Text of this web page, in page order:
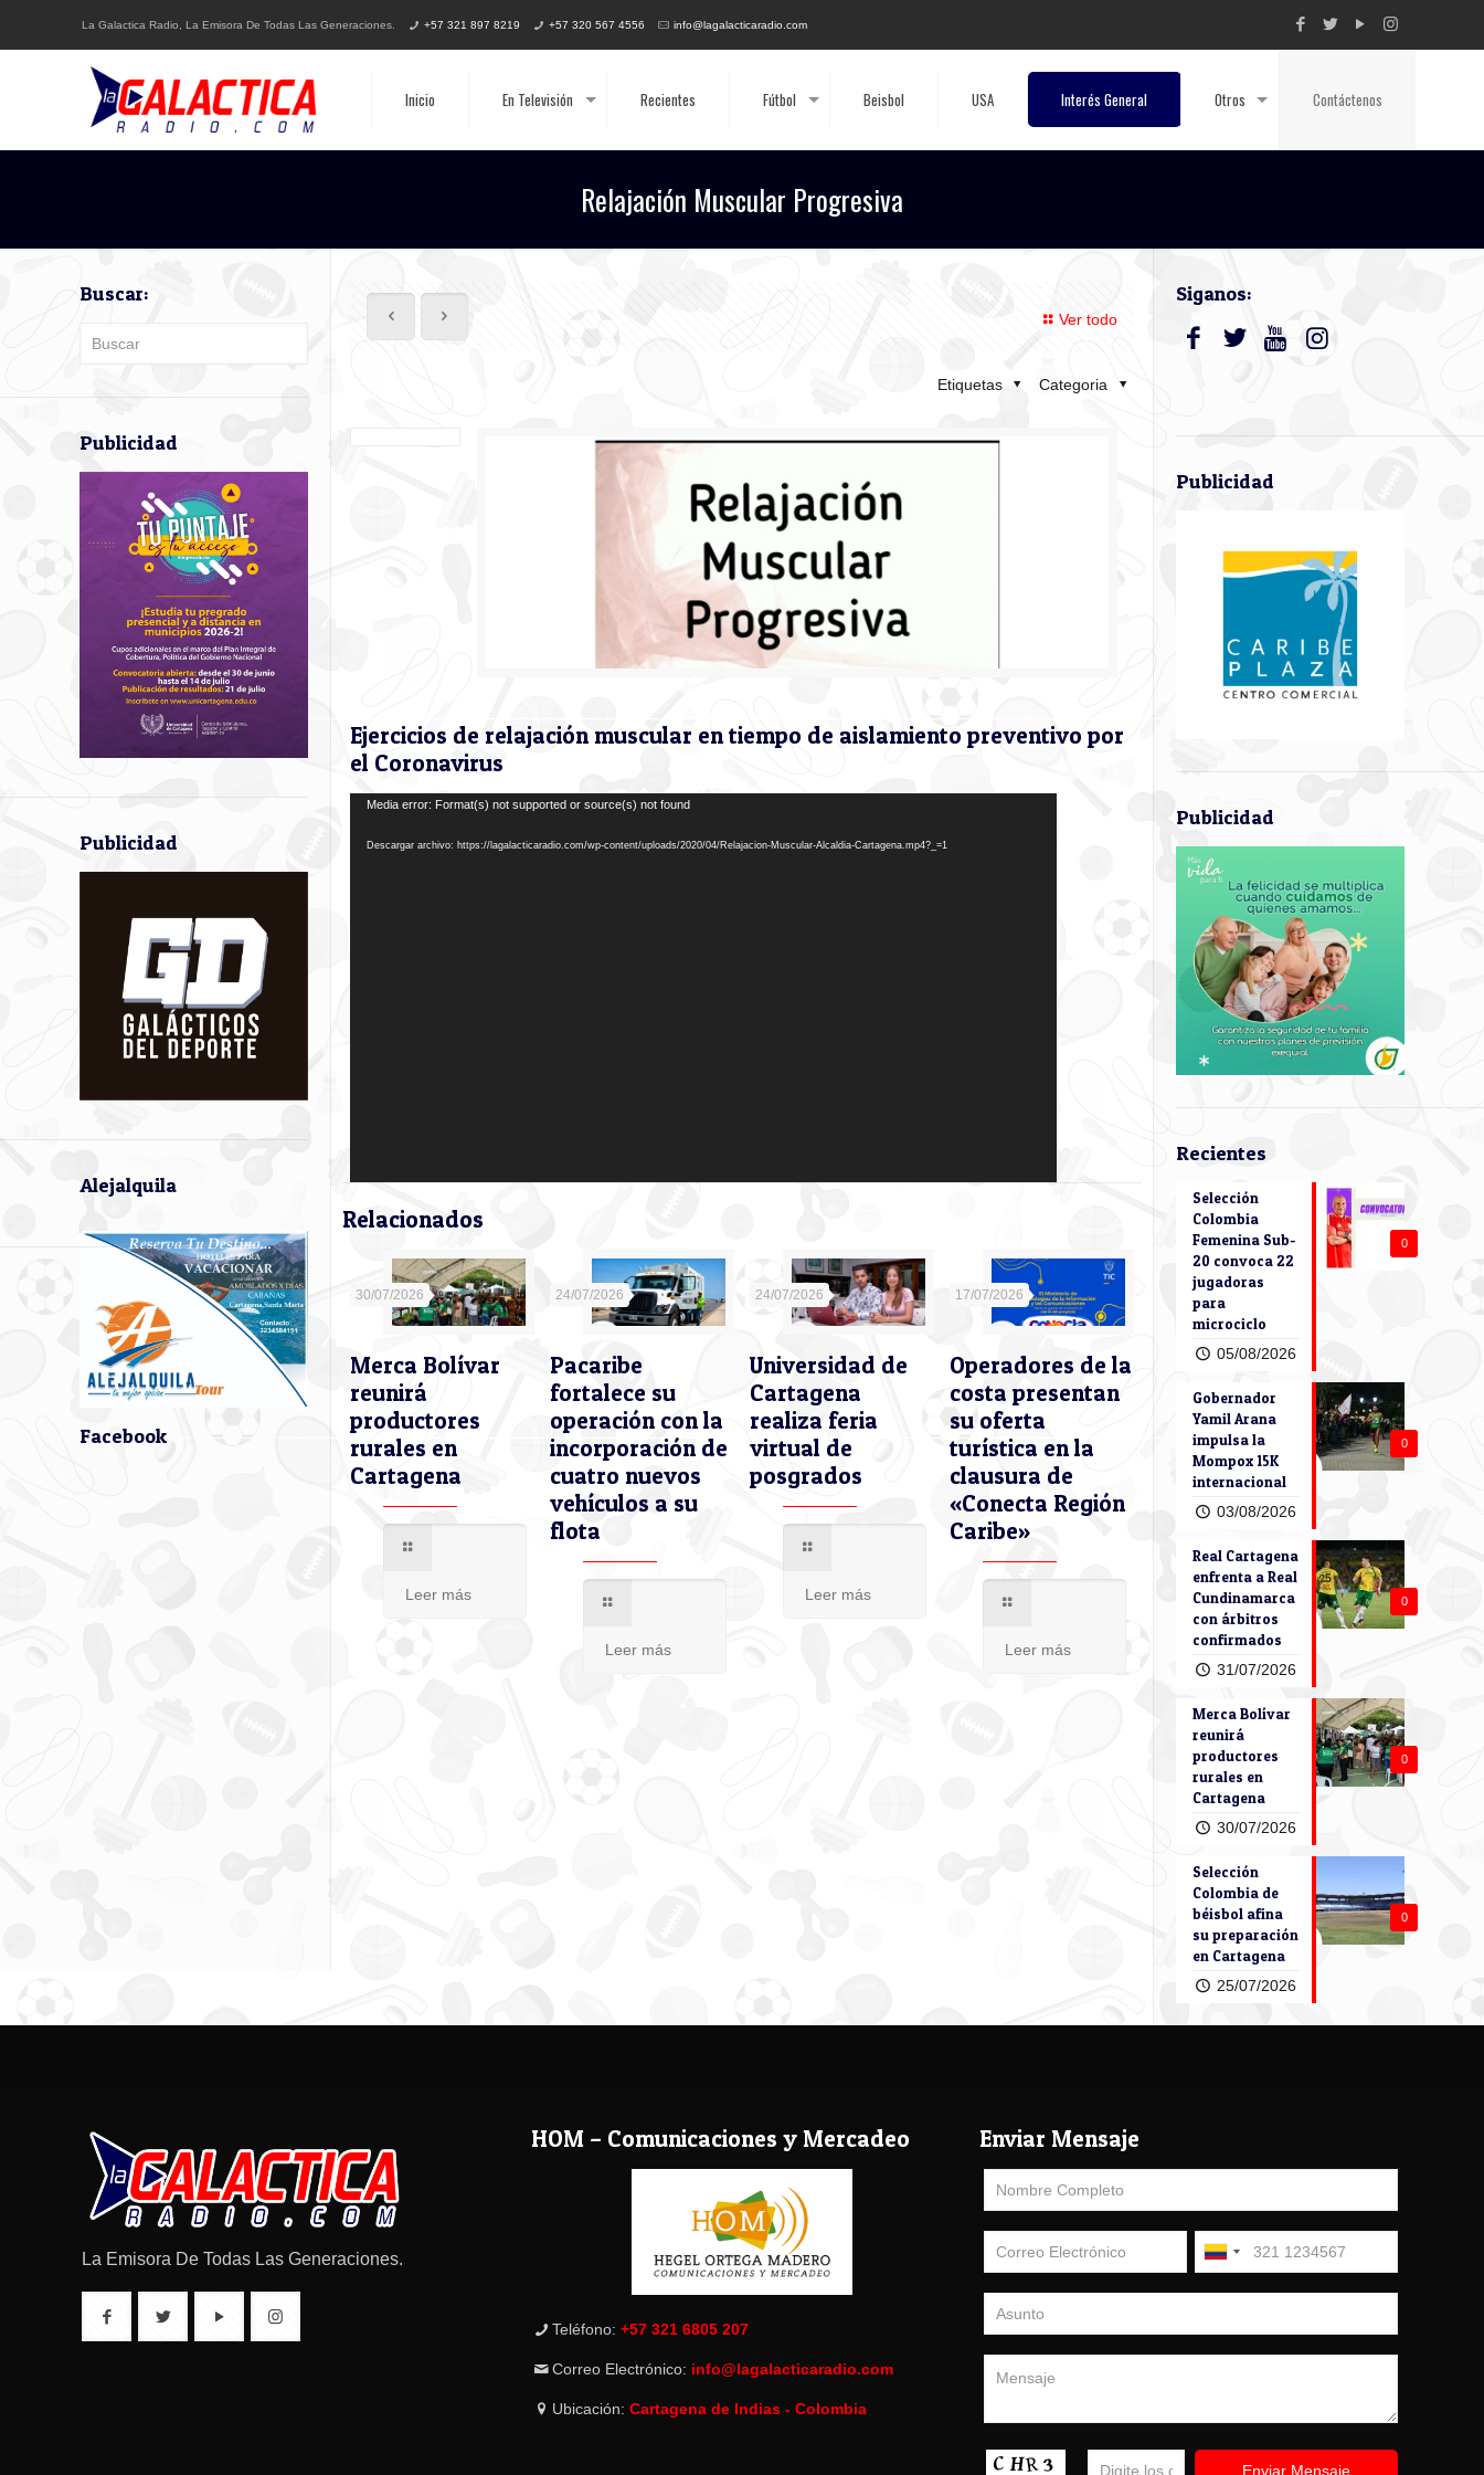
La Galactica Radio, La Emisora De Todas Las Generaciones. +57 321 897 8219 +57 320 567 4556 info@lagalacticaradio.com
Inicio En Televisión Recientes Fútbol Beisbol USA Interés General Otros Contáctenos
Relajación Muscular Progresiva
Ver todo
Categoria
Etiquetas
Ejercicios de relajación muscular en tiempo de aislamiento preventivo por
el Coronavirus
Reproductor
vídeo
Media error: Format(s) not supported or source(s) not found
Descargar archivo: https://lagalacticaradio.com/wp-content/uploads/2020/04/Relajacion-Muscular-Alcaldia-Cartagena.mp4?_=1
Relacionados
30/07/2026
Merca Bolívar
reunirá
productores
rurales en
Cartagena
Leer más
24/07/2026
Pacaribe
fortalece su
operación con la
incorporación de
cuatro nuevos
vehículos a su
flota
Leer más
24/07/2026
Universidad de
Cartagena
realiza feria
virtual de
posgrados
Leer más
17/07/2026
Operadores de la
costa presentan
su oferta
turística en la
clausura de
«Conecta Región
Caribe»
Leer más
Buscar:
Publicidad
Publicidad
Alejalquila
Facebook
Siganos:
Publicidad
Publicidad
Recientes
0
Selección
Colombia
Femenina Sub-
20 convoca 22
jugadoras
para
microciclo
05/08/2026
0
Gobernador
Yamil Arana
impulsa la
Mompox 15K
internacional
03/08/2026
0
Real Cartagena
enfrenta a Real
Cundinamarca
con árbitros
confirmados
31/07/2026
0
Merca Bolívar
reunirá
productores
rurales en
Cartagena
30/07/2026
0
Selección
Colombia de
béisbol afina
su preparación
en Cartagena
25/07/2026
La Emisora De Todas Las Generaciones.
HOM – Comunicaciones y Mercadeo
Teléfono:+57 321 6805 207
Correo Electrónico: info@lagalacticaradio.com
Ubicación:Cartagena de Indias - Colombia
Enviar Mensaje